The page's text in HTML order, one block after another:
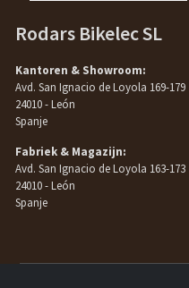
Rodars Bikelec SL
Kantoren & Showroom:
Avd. San Ignacio de Loyola 169-179
24010 - León
Spanje
Fabriek & Magazijn:
Avd. San Ignacio de Loyola 163-173
24010 - León
Spanje